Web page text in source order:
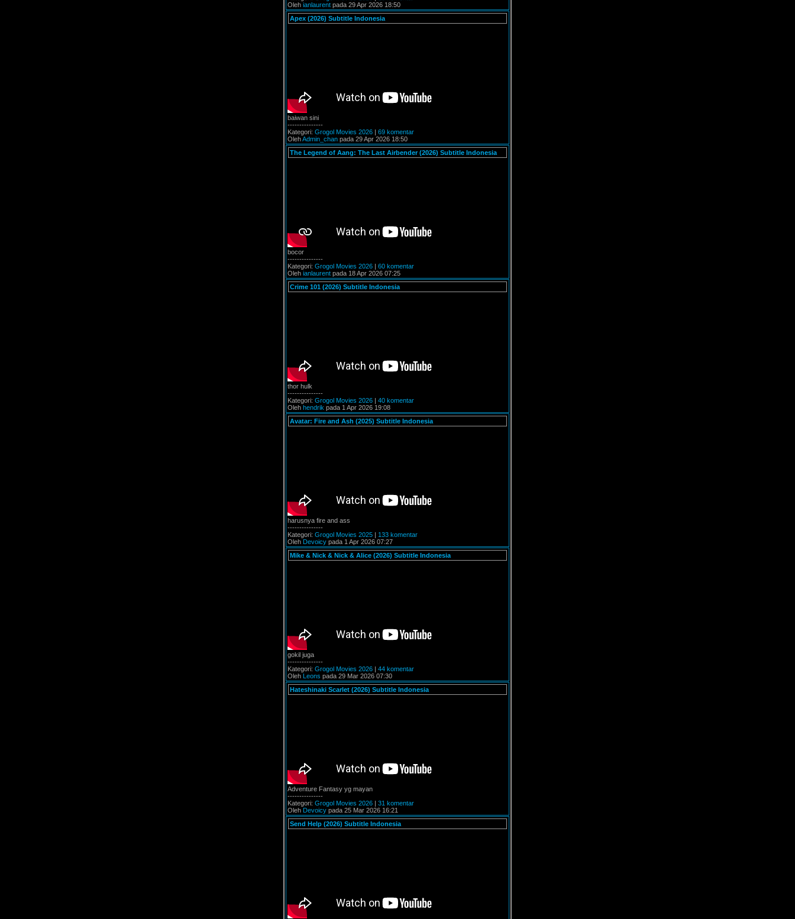
Oleh ianlaurent pada 29 Apr 2026 18:50
Apex (2026) Subtitle Indonesia
baiwan sini
---------------
Kategori: Grogol Movies 2026 | 69 komentar
OlehAdmin_chan pada 29 Apr 2026 18:50
The Legend of Aang: The Last Airbender (2026) Subtitle Indonesia
bocor
---------------
Kategori: Grogol Movies 2026 | 60 komentar
Oleh ianlaurent pada 18 Apr 2026 07:25
Crime 101 (2026) Subtitle Indonesia
thor hulk
---------------
Kategori: Grogol Movies 2026 | 40 komentar
Oleh hendrik pada 1 Apr 2026 19:08
Avatar: Fire and Ash (2025) Subtitle Indonesia
harusnya fire and ass
---------------
Kategori: Grogol Movies 2025 | 133 komentar
Oleh Devoicy pada 1 Apr 2026 07:27
Mike & Nick & Nick & Alice (2026) Subtitle Indonesia
gokil juga
---------------
Kategori: Grogol Movies 2026 | 44 komentar
Oleh Leons pada 29 Mar 2026 07:30
Hateshinaki Scarlet (2026) Subtitle Indonesia
Adventure Fantasy yg mayan
---------------
Kategori: Grogol Movies 2026 | 31 komentar
Oleh Devoicy pada 25 Mar 2026 16:21
Send Help (2026) Subtitle Indonesia